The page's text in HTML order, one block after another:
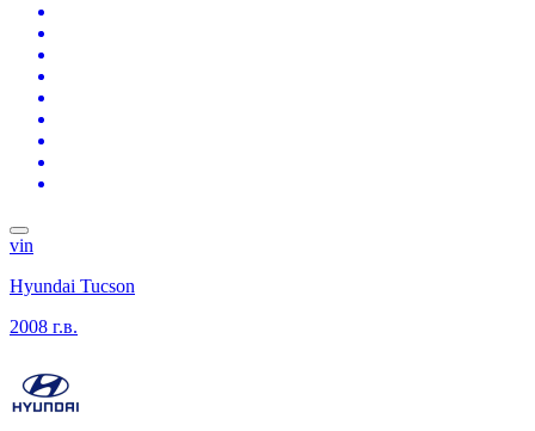
vin
Hyundai Tucson
2008 г.в.